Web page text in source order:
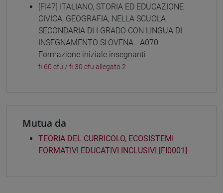
[FI47] ITALIANO, STORIA ED EDUCAZIONE
CIVICA, GEOGRAFIA, NELLA SCUOLA
SECONDARIA DI I GRADO CON LINGUA DI
INSEGNAMENTO SLOVENA - A070 -
Formazione iniziale insegnanti
fi 60 cfu / fi 30 cfu allegato 2
Mutua da
TEORIA DEL CURRICOLO, ECOSISTEMI
FORMATIVI EDUCATIVI INCLUSIVI [FI0001]